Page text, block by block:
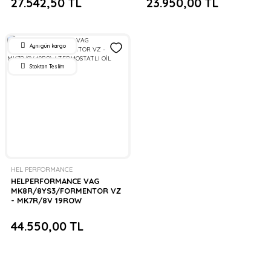
Aynı gün kargo
Stoktan Teslim
HEL PERFORMANCE
HELPERFORMANCE VAG
MK8R/8YS3/FORMENTOR VZ
- MK7R/8V 19ROW
44.550,00 TL